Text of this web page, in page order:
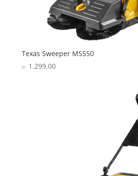
Texas Sweeper MS550
kr. 1.299,00